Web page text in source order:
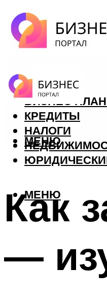
ФОРЕКС
БИЗНЕС
КРЕДИТЫ
НАЛОГИ
МЕНЮ
МЕНЮ
Как
—